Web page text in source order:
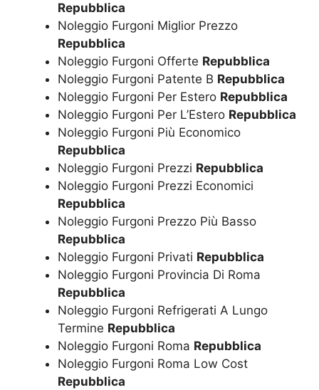
Repubblica
Noleggio Furgoni Miglior Prezzo
Repubblica
Noleggio Furgoni Offerte Repubblica
Noleggio Furgoni Patente B Repubblica
Noleggio Furgoni Per Estero Repubblica
Noleggio Furgoni Per L’Estero Repubblica
Noleggio Furgoni Più Economico
Repubblica
Noleggio Furgoni Prezzi Repubblica
Noleggio Furgoni Prezzi Economici
Repubblica
Noleggio Furgoni Prezzo Più Basso
Repubblica
Noleggio Furgoni Privati Repubblica
Noleggio Furgoni Provincia Di Roma
Repubblica
Noleggio Furgoni Refrigerati A Lungo
Termine Repubblica
Noleggio Furgoni Roma Repubblica
Noleggio Furgoni Roma Low Cost
Repubblica